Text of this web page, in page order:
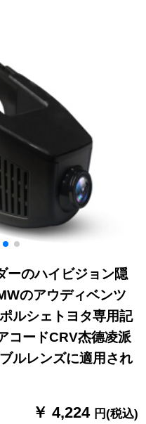
ーのハイビジョン隠
のアウディベンツ
ルシェトヨタ専用記
コードCRV杰德凌派
ルレンズに適用され
￥ 4,224 円(税込)